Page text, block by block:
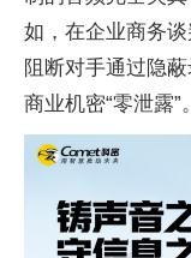
如，在企业商务
阻断对手通过隐
商业机密“零泄露”。